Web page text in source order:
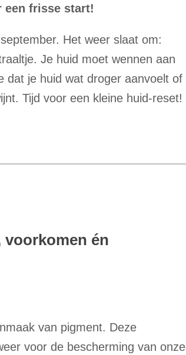
een frisse start!
Het weer slaat om:
Je huid moet wennen aan
dat je huid wat droger aanvoelt of
Tijd voor een kleine huid-reset!
én
van pigment. Deze
voor de bescherming van onze